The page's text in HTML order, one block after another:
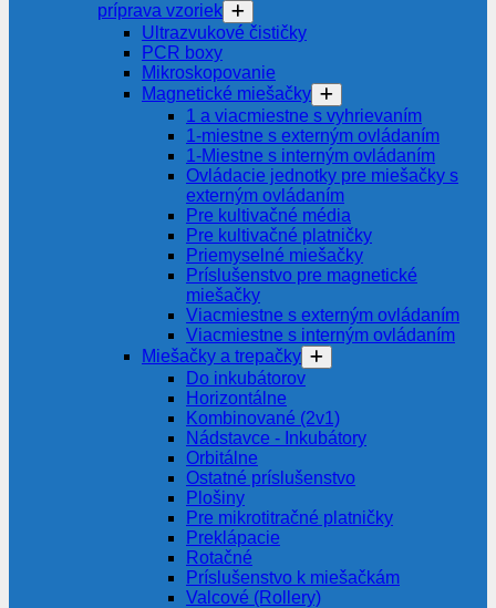
príprava vzoriek
Ultrazvukové čističky
PCR boxy
Mikroskopovanie
Magnetické miešačky
1 a viacmiestne s vyhrievaním
1-miestne s externým ovládaním
1-Miestne s interným ovládaním
Ovládacie jednotky pre miešačky s
externým ovládaním
Pre kultivačné média
Pre kultivačné platničky
Priemyselné miešačky
Príslušenstvo pre magnetické
miešačky
Viacmiestne s externým ovládaním
Viacmiestne s interným ovládaním
Miešačky a trepačky
Do inkubátorov
Horizontálne
Kombinované (2v1)
Nádstavce - Inkubátory
Orbitálne
Ostatné príslušenstvo
Plošiny
Pre mikrotitračné platničky
Preklápacie
Rotačné
Príslušenstvo k miešačkám
Valcové (Rollery)